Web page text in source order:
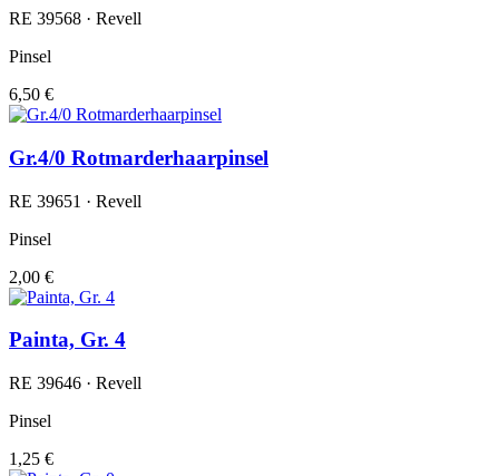
RE 39568 · Revell
Pinsel
6,50 €
Gr.4/0 Rotmarderhaarpinsel
RE 39651 · Revell
Pinsel
2,00 €
Painta, Gr. 4
RE 39646 · Revell
Pinsel
1,25 €